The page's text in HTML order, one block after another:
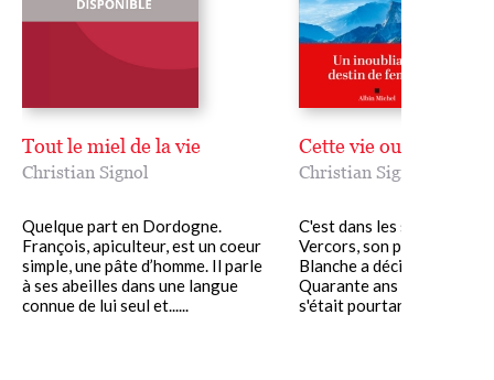
Tout le miel de la vie
Christian Signol
Quelque part en Dordogne.
François, apiculteur, est un coeur
simple, une pâte d’homme. Il parle
à ses abeilles dans une langue
connue de lui seul et......
Cette vie ou celle
Christian Signol
C'est dans les solitudes du
Vercors, son pays natal,
Blanche a décidé de se
Quarante ans auparavant,
s'était pourtant juré de